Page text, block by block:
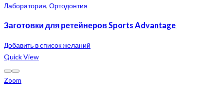
Лаборатория, Ортодонтия
Заготовки для ретейнеров Sports Advantage
Добавить в список желаний
Quick View
Zoom